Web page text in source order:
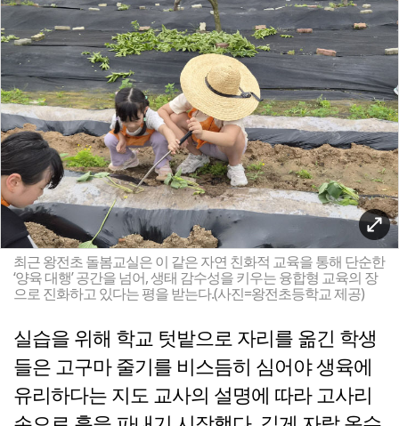
최근 왕전초 돌봄교실은 이 같은 자연 친화적 교육을 통해 단순한
‘양육 대행’ 공간을 넘어, 생태 감수성을 키우는 융합형 교육의 장
으로 진화하고 있다는 평을 받는다.(사진=왕전초등학교 제공)
실습을 위해 학교 텃밭으로 자리를 옮긴 학생
들은 고구마 줄기를 비스듬히 심어야 생육에
유리하다는 지도 교사의 설명에 따라 고사리